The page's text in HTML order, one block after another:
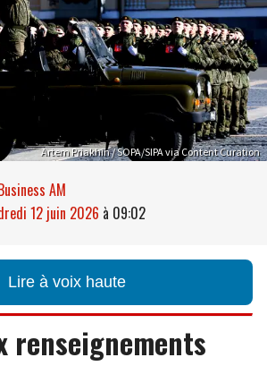
Artem Priakhin / SOPA/SIPA via Content Curation
AM
12 juin 2026 à 09:02
Lire à voix haute
renseignements